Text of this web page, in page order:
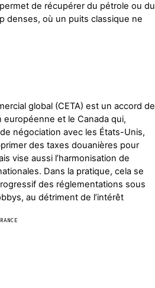
de récupérer du pétrole ou du
denses, où un puits classique ne
global (CETA) est un accord de
européenne et le Canada qui,
négociation avec les États-Unis,
des taxes douanières pour
vise aussi l’harmonisation de
Dans la pratique, cela se
des réglementations sous
au détriment de l’intérêt